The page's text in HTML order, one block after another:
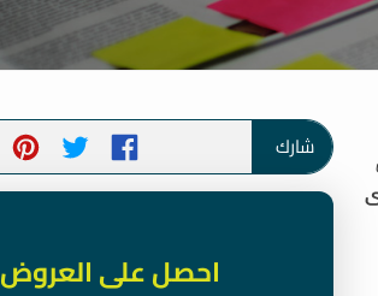
شارك
احصل على العروض